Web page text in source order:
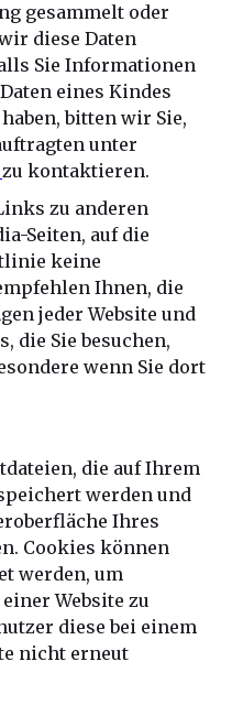
gesammelt oder
diese Daten
Sie Informationen
eines Kindes
bitten wir Sie,
unter
zu kontaktieren.
zu anderen
Seiten, auf die
keine
Ihnen, die
jeder Website und
die Sie besuchen,
wenn Sie dort
die auf Ihrem
werden und
Ihres
Cookies können
werden, um
Website zu
diese bei einem
nicht erneut